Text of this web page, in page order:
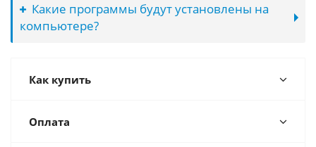
Какие программы будут установлены на
компьютере?
Как купить
Оплата